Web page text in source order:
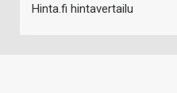
Hinta.fi hintavertailu